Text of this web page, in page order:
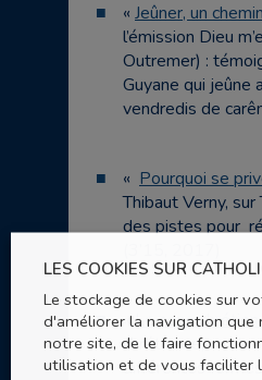
« Jeûner, un
l’émission Dieu
Outremer) :
Guyane qui jeûne
vendredis de
« Pourquoi se
Thibaut Verny,
des pistes pour
«Le sens
chrétienne, un
différentes
LES COOKIES SUR
Le stockage de cookies sur
d'améliorer la navigation que
notre site, de le faire
utilisation et de vous faciliter